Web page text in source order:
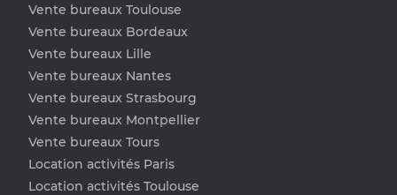
Vente bureaux Toulouse
Vente bureaux Bordeaux
Vente bureaux Lille
Vente bureaux Nantes
Vente bureaux Strasbourg
Vente bureaux Montpellier
Vente bureaux Tours
Location activités Paris
Location activités Toulouse